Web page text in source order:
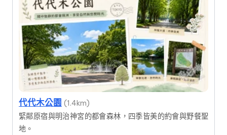
代代木公園 (1.4km)
緊鄰原宿與明治神宮的都會森林，四季皆美的約會與野餐聖
地。